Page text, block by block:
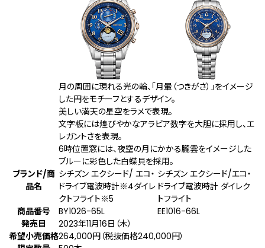
月の周囲に現れる光の輪、「月暈（つきがさ）」をイメージ
した円をモチーフとするデザイン。
美しい満天の星空をラメで表現。
文字板には煌びやかなアラビア数字を大胆に採用し、エ
レガントさを表現。
6時位置窓には、夜空の月にかかる朧雲をイメージした
ブルーに彩色した白蝶貝を採用。
ブランド/商
品名
シチズン エクシード/ エコ・
ドライブ電波時計※4ダイレ
クトフライト※5
シチズン エクシード/エコ・
ドライブ電波時計 ダイレク
トフライト
商品番号
BY1026-65L
EE1016-66L
発売日
2023年11月16日（木）
希望小売価格264,000円（税抜価格240,000円）